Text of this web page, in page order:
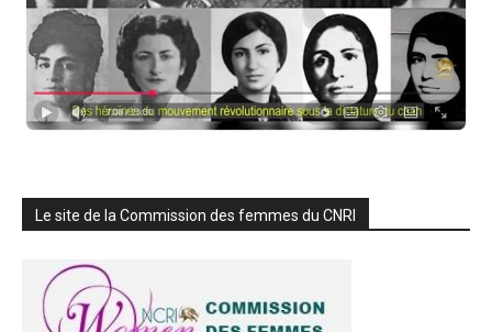
Le site de la Commission des femmes du CNRI